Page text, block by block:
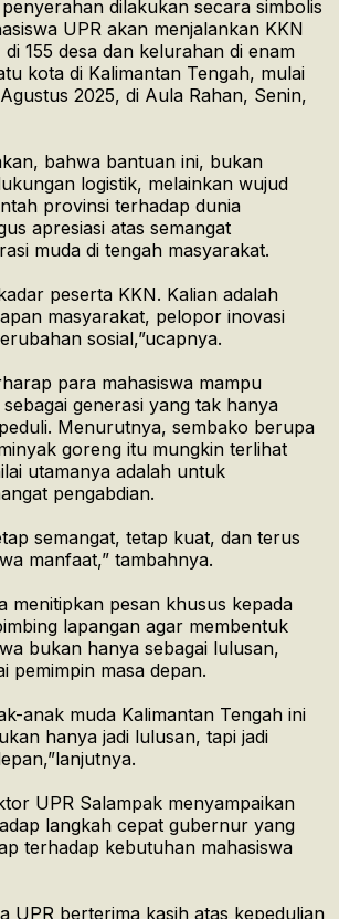
dilakukan secara simbolis
UPR akan menjalankan KKN
155 desa dan kelurahan di enam
kota di Kalimantan Tengah, mulai
2025, di Aula Rahan, Senin,
bahwa bantuan ini, bukan
logistik, melainkan wujud
provinsi terhadap dunia
apresiasi atas semangat
muda di tengah masyarakat.
peserta KKN. Kalian adalah
masyarakat, pelopor inovasi
sosial,”ucapnya.
para mahasiswa mampu
generasi yang tak hanya
Menurutnya, sembako berupa
goreng itu mungkin terlihat
utamanya adalah untuk
pengabdian.
semangat, tetap kuat, dan terus
manfaat,” tambahnya.
menitipkan pesan khusus kepada
lapangan agar membentuk
bukan hanya sebagai lulusan,
pemimpin masa depan.
anak muda Kalimantan Tengah ini
hanya jadi lulusan, tapi jadi
UPR Salampak menyampaikan
langkah cepat gubernur yang
terhadap kebutuhan mahasiswa
UPR berterima kasih atas kepedulian